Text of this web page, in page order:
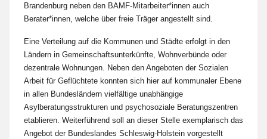
Brandenburg neben den BAMF-Mitarbeiter*innen auch
Berater*innen, welche über freie Träger angestellt sind.
Eine Verteilung auf die Kommunen und Städte erfolgt in den
Ländern in Gemeinschaftsunterkünfte, Wohnverbünde oder
dezentrale Wohnungen. Neben den Angeboten der Sozialen
Arbeit für Geflüchtete konnten sich hier auf kommunaler Ebene
in allen Bundesländern vielfältige unabhängige
Asylberatungsstrukturen und psychosoziale Beratungszentren
etablieren. Weiterführend soll an dieser Stelle exemplarisch das
Angebot der Bundeslandes Schleswig-Holstein vorgestellt